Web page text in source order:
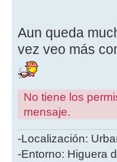
Aun queda
vez veo más
No tiene los
mensaje.
-Localización:
-Entorno: Higuera